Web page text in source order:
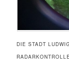
DIE STADT